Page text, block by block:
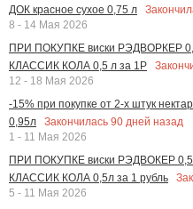
ДОК красное сухое 0,75 л
8 - 14 Мая 2026
ПРИ ПОКУПКЕ виски РЭДВОРКЕР
КЛАССИК КОЛА 0,5 л за 1Р
12 - 18 Мая 2026
-15% при покупке от 2-х штук
0,95л
Закончилась 90 дней назад
1 - 11 Мая 2026
ПРИ ПОКУПКЕ виски РЭДВОКЕР
КЛАССИК КОЛА 0,5л за 1 рубль
5 - 11 Мая 2026